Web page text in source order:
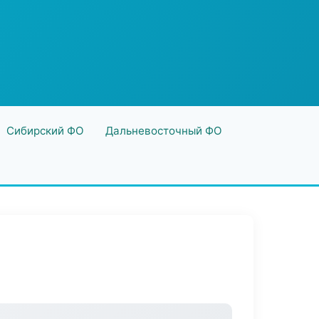
Сибирский ФО Дальневосточный ФО